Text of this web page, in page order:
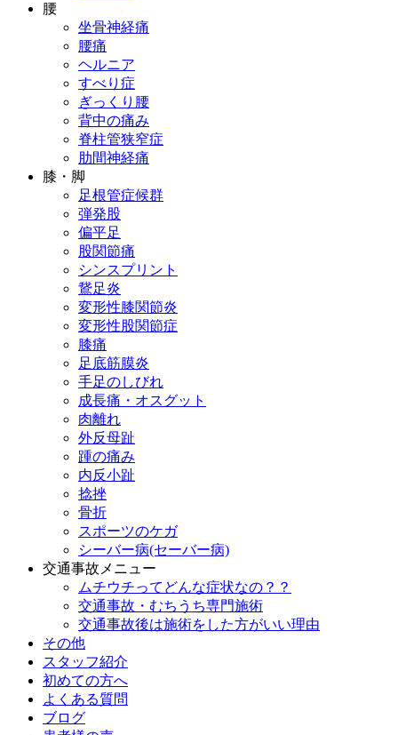
腰
坐骨神経痛
腰痛
ヘルニア
すべり症
ぎっくり腰
背中の痛み
脊柱管狭窄症
肋間神経痛
膝・脚
足根管症候群
弾発股
偏平足
股関節痛
シンスプリント
鵞足炎
変形性膝関節炎
変形性股関節症
膝痛
足底筋膜炎
手足のしびれ
成長痛・オスグット
肉離れ
外反母趾
踵の痛み
内反小趾
捻挫
骨折
スポーツのケガ
シーバー病(セーバー病)
交通事故メニュー
ムチウチってどんな症状なの？？
交通事故・むちうち専門施術
交通事故後は施術をした方がいい理由
その他
スタッフ紹介
初めての方へ
よくある質問
ブログ